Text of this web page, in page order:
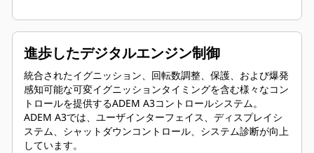
進歩したデジタルエンジン制御
統合されたイグニッション、回転数調整、保護、および爆発
感知可能な可変イグニッションタイミングを含む様々なコン
トロールを提供するADEM A3コントロールシステム。
ADEM A3では、ユーザインターフェイス、ディスプレイシ
ステム、シャットダウンコントロール、システム診断が向上
しています。